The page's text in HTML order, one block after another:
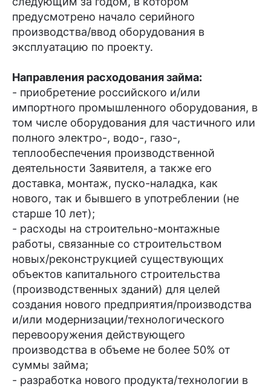
предусмотрено начало серийного
производства/ввод оборудования в
эксплуатацию по проекту.
Направления расходования займа:
- приобретение российского и/или
импортного промышленного оборудования, в
том числе оборудования для частичного или
полного электро-, водо-, газо-,
теплообеспечения производственной
деятельности Заявителя, а также его
доставка, монтаж, пуско-наладка, как
нового, так и бывшего в употреблении (не
старше 10 лет);
- расходы на строительно-монтажные
работы, связанные со строительством
новых/реконструкцией существующих
объектов капитального строительства
(производственных зданий) для целей
создания нового предприятия/производства
и/или модернизации/технологического
перевооружения действующего
производства в объеме не более 50% от
суммы займа;
- разработка нового продукта/технологии в